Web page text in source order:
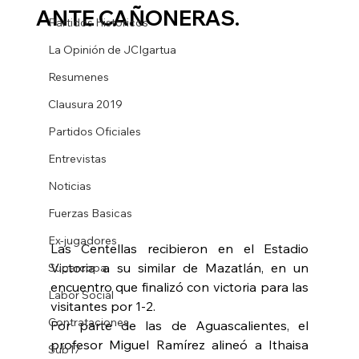
Partidos Historicos
La Opinión de JCIgartua
Resumenes
Clausura 2019
Partidos Oficiales
Entrevistas
Noticias
Fuerzas Basicas
Ex-jugadores
Supercopa
Labor Social
Contrataciones
Sub17
ANTE CAÑONERAS.
Las Centellas recibieron en el Estadio
Victoria a su similar de Mazatlán, en un
encuentro que finalizó con victoria para las
visitantes por 1-2.
Por parte de las de Aguascalientes, el
profesor Miguel Ramírez alineó a Ithaisa